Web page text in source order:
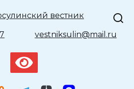
vestniksulin@mail.ru